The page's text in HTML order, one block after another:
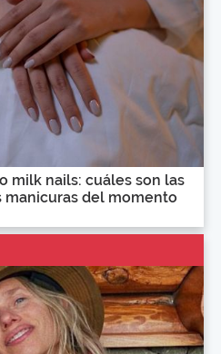
milk nails: cuáles son las
del momento